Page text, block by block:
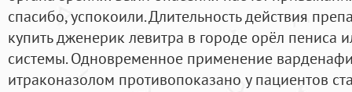
спасибо, успокоили. Длительность действия
купить дженерик левитра в городе орёл пениса
системы. Одновременное применение
итраконазолом противопоказано у пациентов